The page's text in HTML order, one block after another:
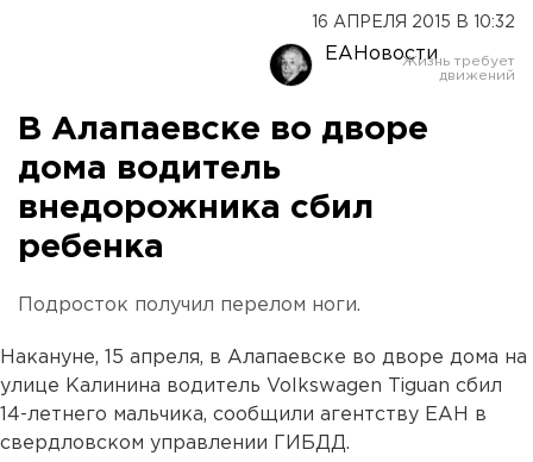
16 АПРЕЛЯ 2015 В 10:32
ЕАНовости
В Алапаевске во дворе
дома водитель
внедорожника сбил
ребенка
Подросток получил перелом ноги.
Накануне, 15 апреля, в Алапаевске во дворе дома на
улице Калинина водитель Volkswagen Tiguan сбил
14-летнего мальчика, сообщили агентству ЕАН в
свердловском управлении ГИБДД.